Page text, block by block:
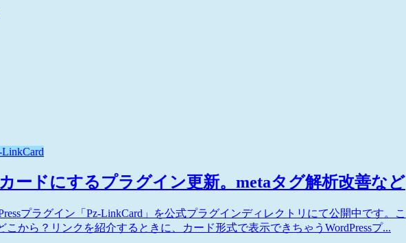
LinkCard
ードにするプラグイン更新。metaタグ解析改善など
プラグイン「Pz-LinkCard」を公式プラグインディレクトリにて公開中です。こ
から？リンクを紹介するときに、カード形式で表示できちゃうWordPressプ...